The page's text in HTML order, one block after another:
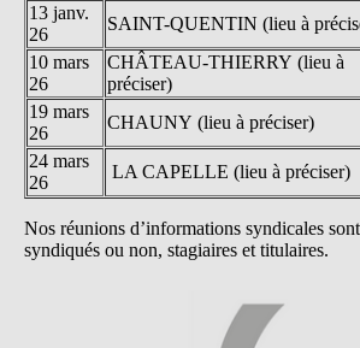
13 janv.
26
SAINT-QUENTIN (lieu à
10 mars
26
CHÂTEAU-THIERRY (lieu à
préciser)
19 mars
26
CHAUNY (lieu à préciser)
24 mars
26
LA CAPELLE (lieu à préciser)
Nos réunions d’informations syndicales
syndiqués ou non, stagiaires et titulaires.